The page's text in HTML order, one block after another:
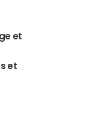
et
et